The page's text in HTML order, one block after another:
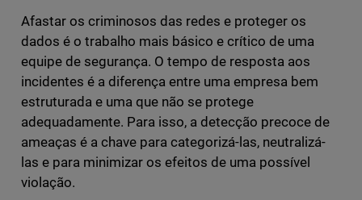
Afastar os criminosos das redes e proteger os
dados é o trabalho mais básico e crítico de uma
equipe de segurança. O tempo de resposta aos
incidentes é a diferença entre uma empresa bem
estruturada e uma que não se protege
adequadamente. Para isso, a detecção precoce de
ameaças é a chave para categorizá-las, neutralizá-
las e para minimizar os efeitos de uma possível
violação.